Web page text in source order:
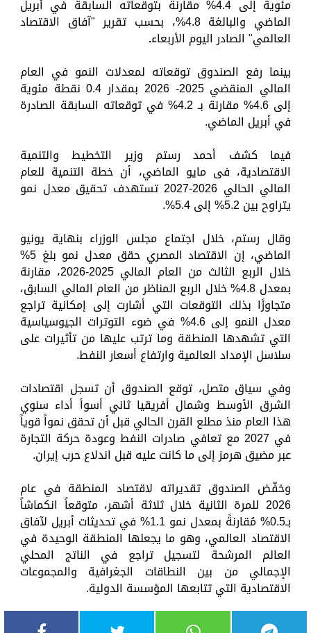
مئوية إلى 4.4% مقارنة بتوقعاته السابقة في أبريل
الماضي والبالغة 4.8%، بحسب تقرير "آفاق الاقتصاد
العالمي" الصادر اليوم الأربعاء.
بينما رفع الصندوق توقعاته لمعدلات النمو في العام
المالي المنقضي 2025- 2026 بمقدار 0.4 نقطة مئوية
إلى 4.6% مقارنة بـ 4.2% في توقعاته السابقة الصادرة
في أبريل الماضي.
فيما كشف أحمد رستم وزير التخطيط والتنمية
الاقتصادية، فى مايو الماضي، أن خطة التنمية للعام
المالي الحالي 2026-2027 تستهدف تحقيق معدل نمو
يتراوح بين 5.2% إلى 5.4%.
وقال رستم، خلال اجتماع مجلس الوزراء بنهاية يونيو
الماضي، إن الاقتصاد المصري حقق معدل نمو بلغ 5%
خلال الربع الثالث من العام المالي 2025-2026، مقارنة
بمعدل 4.8% خلال الربع المناظر من العام المالي السابق،
متجاوزًا بذلك التوقعات التي أشارت إلى إمكانية تراجع
معدل النمو إلى 4.6% في ضوء التوترات الجيوسياسية
التي تشهدها المنطقة وما ترتب عليها من تأثيرات على
سلاسل الإمداد العالمية وارتفاع أسعار النفط.
وفي سياق متصل، توقع الصندوق أن تسجل اقتصادات
الشرق الأوسط وشمال أفريقيا ثاني أسوأ أداء سنوي
هذا العام منذ مطلع القرن الحالي قبل أن تحقق نمواً قوياً
في 2027 مع تعافي صادرات النفط وعودة حركة التجارة
عبر مضيق هرمز إلى ما كانت عليه قبل اندلاع حرب إيران.
وخفّض الصندوق تقديراته لاقتصاد المنطقة في عام
2026 للمرة الثانية خلال ثلاثة أشهر، متوقعاً انكماشاً
بـ0.5% مُقارنةً بمعدل نمو 1.1% في تحديثات أبريل لآفاق
الاقتصاد العالمي، وهو ما يجعلها المنطقة الوحيدة في
العالم المرشحة لتسجيل تراجع في الناتج المحلي
الإجمالي من بين النطاقات الجغرافية والمجموعات
الاقتصادية التي تتابعها المؤسسة الدولية.